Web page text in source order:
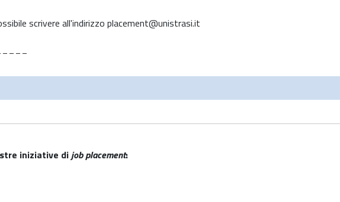
scrivere all'indirizzo placement@unistrasi.it
iniziative di job placement: